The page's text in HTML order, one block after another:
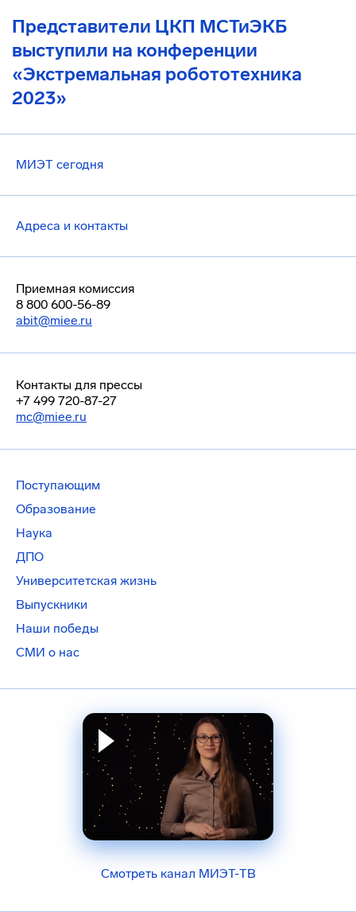
Представители ЦКП МСТиЭКБ
выступили на конференции
«Экстремальная робототехника
2023»
МИЭТ сегодня
Адреса и контакты
Приемная комиссия
8 800 600-56-89
abit@miee.ru
Контакты для прессы
+7 499 720-87-27
mc@miee.ru
Поступающим
Образование
Наука
ДПО
Университетская жизнь
Выпускники
Наши победы
СМИ о нас
Смотреть канал МИЭТ-ТВ